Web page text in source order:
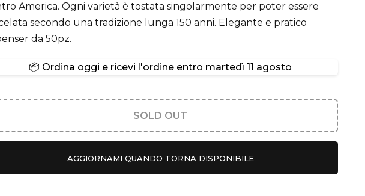
America. Ogni varietà è tostata singolarmente per poter essere
secondo una tradizione lunga 150 anni. Elegante e pratico
da 50pz.
📦 Ordina oggi e ricevi l'ordine entro martedì 11 agosto
SOLD OUT
AGGIORNAMI QUANDO TORNA DISPONIBILE